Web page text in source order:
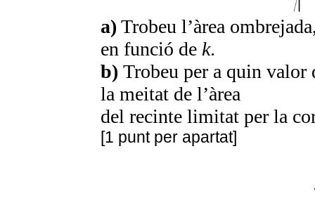
a) Trobeu l’àrea
en funció de k.
b) Trobeu per a quin valor
la meitat de l’àrea
del recinte limitat per la
[1 punt per apartat]